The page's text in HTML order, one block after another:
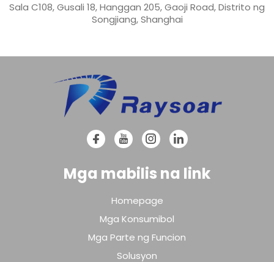
Sala C108, Gusali 18, Hanggan 205, Gaoji Road, Distrito ng
Songjiang, Shanghai
Mga mabilis na link
Homepage
Mga Konsumibol
Mga Parte ng Funcion
Solusyon